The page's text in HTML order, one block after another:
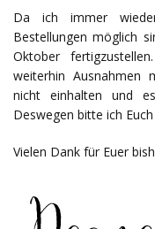
Da ich immer
Bestellungen möglich
Oktober
weiterhin Ausnahmen
nicht einhalten und
Deswegen bitte ich
Vielen Dank für Euer